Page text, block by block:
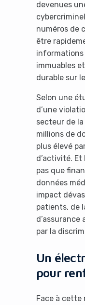
devenues
numéros de
être
informations
immuables
durable sur
Selon une
d’une
secteur de la
millions de
plus élevé
d’activité.
pas que
données
impact
patients, de
d’assurance
par la
Un
pour
Face à cette